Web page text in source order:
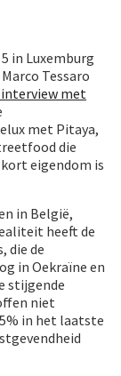
in Luxemburg
Tessaro
interview met
met Pitaya,
die
eigendom is
in België,
heeft de
die de
in Oekraïne en
stijgende
niet
in het laatste